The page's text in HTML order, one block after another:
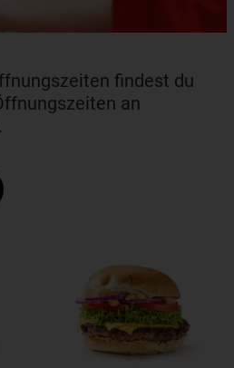
findest du
an